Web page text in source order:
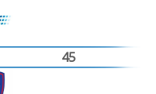
45